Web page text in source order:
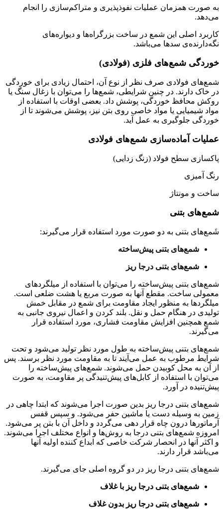
به صورت همزمان عملیات نفوذپذیری و متراکم‌سازی را انجام
می‌دهد.
کاربرد اصلی این شمع در ساخت بزرگراه‌ها و دیواره‌های
نگه‌دارنده‌ی سدها می‌باشد.
خوردگی شمع‌های فلزی (فولادی)
شمع‌های فولادی صرف نظر از نوع آن، احتمال زیادی برای خوردگی
در خاک دارند. در چنین شرایطی، شمع‌ها را می‌توان با زغال سنگ یا
روکش محافظ خوردگی، پوشش داد. بعضی اوقات با استفاده از
مواد شیمیایی یا مواد خاصی روی بتن نیز، پوشش می‌شوند تا از
خوردگی جلوگیری به عمل آید.
عملیات آماده‌سازی شمع‌های فولادی
پاکسازی سطح فولاد (زنگ زدایی)
رنگ آمیزی
ساخت و مونتاژ
شمع‌های بتنی
شَمع‌های بتنی به دو صورت مورد استفاده قرار می‌گیرند:
شمع‌های بتنی پیش‌ساخته
شمع‌های بتنی درجا ریز
شمع‌های بتنی پیش‌ساخته را می‌توان با استفاده از میلگردهای
معمولی ساخت. مقطع آنها به صورت مربع یا هشت ضلعی است.
میلگردها به منظور ایجاد مقاومت برای شمع در مقابل خمش
تولیدی در هنگام حمل و نقل. بلند کردن و اعمال نیروی جانبی به
شمع همچنین افزایش مقاومت فشاری، مورد استفاده قرار
می‌گیرند.
شمع‌های بتنی پیش‌ساخته به طول مورد نظر تولید می‌شود و تحت
شرایط مرطوب به عمل می‌آیند تا به مقاومت مورد نظر برسند. پس
از آن به محل کوبیدن حمل می‌شوند. شمع‌های پیش‌ساخته را
می‌توان با استفاده از کابل‌های پیش‌تنیدگی پر مقاومت، به صورت
پیش‌تنیده در آورد.
شمع‌های بتنی درجا ریز بدین صورت اجرا می‌شوند که ابتدا چاهی در
زمین به وسیله دست یا ماشین حفر می‌شود. و سپس قفس
آرماتورها درون چاه قرار دهی می‌گردد و داخل آن با بتن پر می‌شود.
امروزه شمع‌های بتنی درجا به روش‌ها و انواع مختلف اجرا می‌شوند.
و اکثر آنها در انحصار شرکت خاصی که ابداع کننده اولیه آنها
می‌باشد قرار دارند.
شمع‌های بتنی درجا ریز در دو گروه اصلی جای می‌گیرند.
شمع‌های بتنی درجا ریز با غلاف
شمع‌های بتنی درجا ریز بدون غلاف